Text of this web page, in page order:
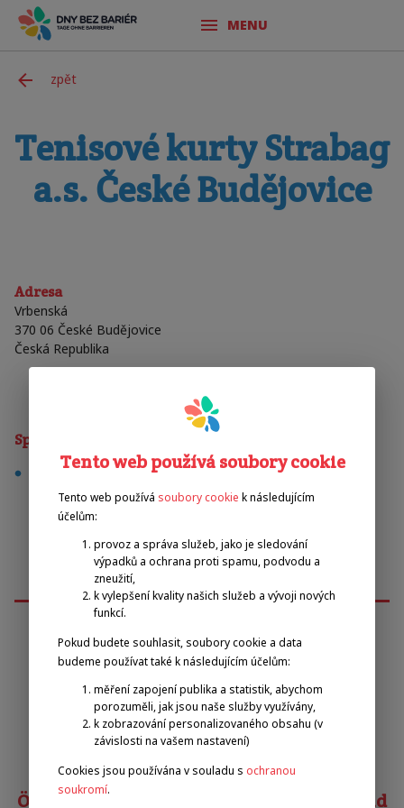
MENU
zpět
Tenisové kurty Strabag
a.s. České Budějovice
Adresa
Vrbenská
370 06 České Budějovice
Česká Republika
Sporty
tenis
Emilova sportovní, z.s.
Pavel Zbožínek
zbozinek@emilova-sportovni.cz
+420 602 720 518
Österreichischer Behindertensportverband
Tento web používá soubory cookie
Tento web používá soubory cookie k následujícím
účelům:
provoz a správa služeb, jako je sledování
výpadků a ochrana proti spamu, podvodu a
zneužití,
k vylepšení kvality našich služeb a vývoji nových
funkcí.
Pokud budete souhlasit, soubory cookie a data
budeme používat také k následujícím účelům:
měření zapojení publika a statistik, abychom
porozuměli, jak jsou naše služby využívány,
k zobrazování personalizovaného obsahu (v
závislosti na vašem nastavení)
Cookies jsou používána v souladu s ochranou
soukromí.